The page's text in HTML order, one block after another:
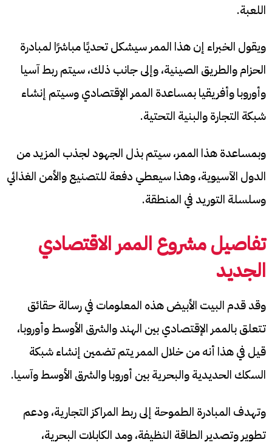
اللعبة.
ويقول الخبراء إن هذا الممر سيشكل تحديًا مباشرًا لمبادرة
الحزام والطريق الصينية، وإلى جانب ذلك، سيتم ربط آسيا
وأوروبا وأفريقيا بمساعدة الممر الإقتصادي وسيتم إنشاء
شبكة التجارة والبنية التحتية.
وبمساعدة هذا الممر، سيتم بذل الجهود لجذب المزيد من
الدول الآسيوية، وهذا سيعطي دفعة للتصنيع والأمن الغذائي
وسلسلة التوريد في المنطقة.
تفاصيل مشروعالممر الاقتصادي
الجديد
وقد قدم البيت الأبيض هذه المعلومات في رسالة حقائق
تتعلق بالممر الإقتصادي بين الهند والشرق الأوسط وأوروبا،
قيل في هذا أنه من خلال الممر يتم تضمين إنشاء شبكة
السكك الحديدية والبحرية بين أوروبا والشرق الأوسط وآسيا.
وتهدف المبادرة الطموحة إلى ربط المراكز التجارية، ودعم
تطوير وتصدير الطاقة النظيفة، ومد الكابلات البحرية،